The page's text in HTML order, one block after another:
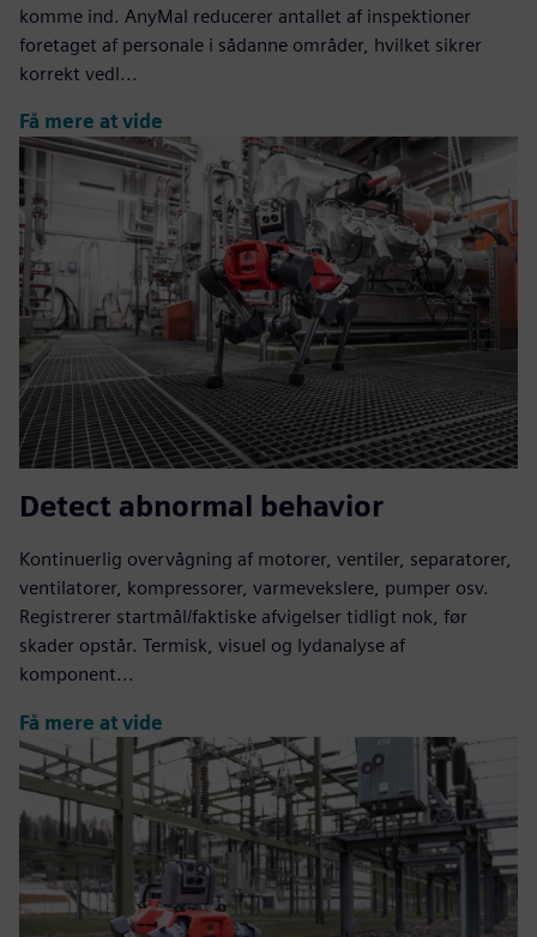
komme ind. AnyMal reducerer antallet af inspektioner
foretaget af personale i sådanne områder, hvilket sikrer
korrekt vedl...
Få mere at vide
Detect abnormal behavior
Kontinuerlig overvågning af motorer, ventiler, separatorer,
ventilatorer, kompressorer, varmevekslere, pumper osv.
Registrerer startmål/faktiske afvigelser tidligt nok, før
skader opstår. Termisk, visuel og lydanalyse af
komponent...
Få mere at vide